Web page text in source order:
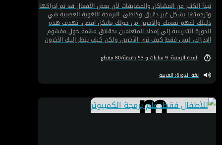
تبدأ الكثير من المشاكل والمضايقات لأن بعض الأفعال قد تم إدراكها
وترجمتها بشكل غير دقيق وخاطئ. البرمجة اللغوية العصبية هي
دليلك لفهم نفسك والآخرين من حولك بشكل أفضل. تهدف هذه
الدورة التدريبية إلى إمداد المتعلمين بحقائق مهمة حول مفهوم
الإدراك، ليس فقط كيف ترى الآخرين، ولكن كيف ينظر إليك الآخرون
صاحبه. ستمدك الدورة أيضًا بنظرة ثاقبة لشخصيات الناس وصفاتهم
الشخصية. كما ستُساعدك على تحسين علاقتك مع عائلتك وأصدقائك
وعلاقاتك المهنية.
المدة الزمنية: 9 ساعات و 53 دقيقة/80 مقطع
لغة الدورة: العربية